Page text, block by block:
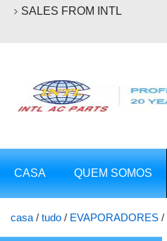
SALES FROM INTL
CASA QUEM SOMOS
casa / tudo / EVAPORADORES /